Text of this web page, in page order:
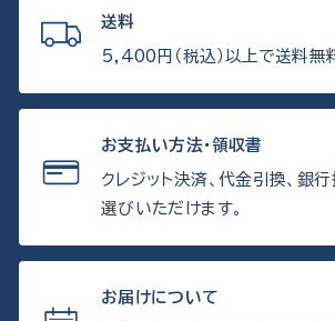
送料
5,400円（税込）以上で送料無
お支払い方法・領収書
クレジット決済、代金引換、銀
選びいただけます。
お届けについて